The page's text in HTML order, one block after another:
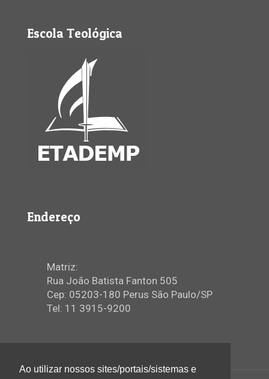
Escola Teológica
Endereço
Matriz:
Rua João Batista Fanton 505
Cep: 05203-180 Perus São Paulo/SP
Tel: 11 3915-9200
Ao utilizar nossos sites/portais/sistemas e